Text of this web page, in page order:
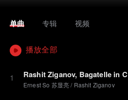
单曲 专辑 视频
播放全部
1 Rashit Ziganov, Bagatelle in C
Ernest So 苏显亮/ Rashit Ziganov